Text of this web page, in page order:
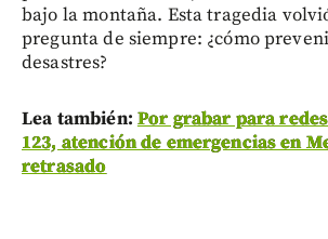
bajo la montaña. Esta tragedia
pregunta de siempre: ¿cómo
desastres?
Lea también: Por grabar para
123, atención de emergencias en
retrasado